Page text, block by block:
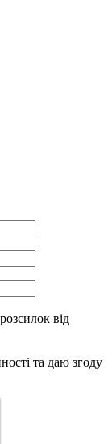
від
та даю згоду